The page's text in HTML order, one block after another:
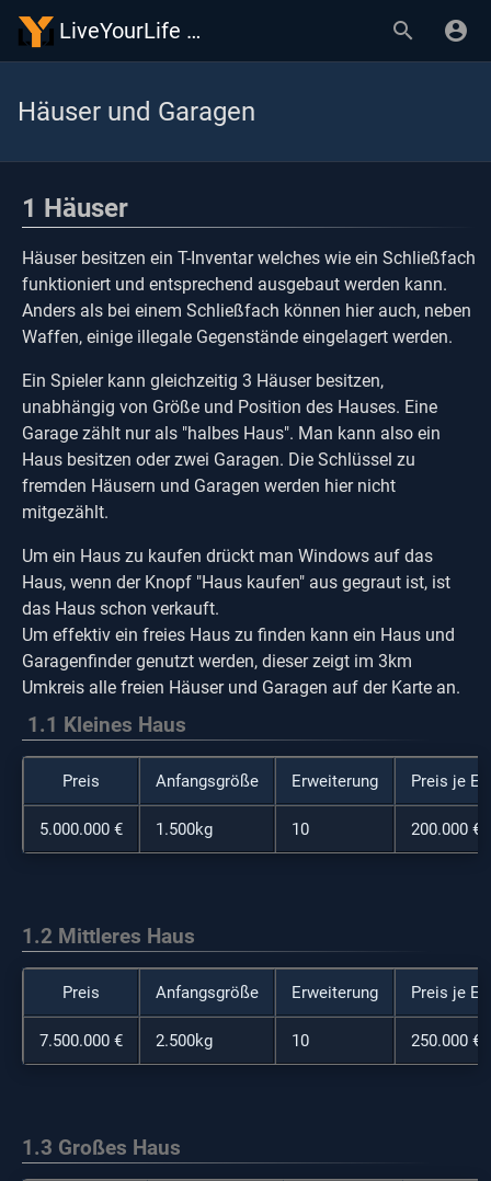
LiveYourLife Wiki
Häuser und Garagen
1 Häuser
Häuser besitzen ein T-Inventar welches wie ein Schließfach
funktioniert und entsprechend ausgebaut werden kann.
Anders als bei einem Schließfach können hier auch, neben
Waffen, einige illegale Gegenstände eingelagert werden.
Ein Spieler kann gleichzeitig 3 Häuser besitzen,
unabhängig von Größe und Position des Hauses. Eine
Garage zählt nur als "halbes Haus". Man kann also ein
Haus besitzen oder zwei Garagen. Die Schlüssel zu
fremden Häusern und Garagen werden hier nicht
mitgezählt.
Um ein Haus zu kaufen drückt man Windows auf das
Haus, wenn der Knopf "Haus kaufen" aus gegraut ist, ist
das Haus schon verkauft.
Um effektiv ein freies Haus zu finden kann ein Haus und
Garagenfinder genutzt werden, dieser zeigt im 3km
Umkreis alle freien Häuser und Garagen auf der Karte an.
1.1 Kleines Haus
Preis Anfangsgröße Erweiterung Preis je
5.000.000 € 1.500kg 10 200.000 €
1.2 Mittleres Haus
Preis Anfangsgröße Erweiterung Preis je
7.500.000 € 2.500kg 10 250.000 €
1.3 Großes Haus